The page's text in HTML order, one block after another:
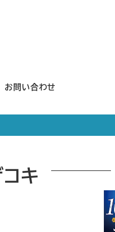
お問い合わせ
キ